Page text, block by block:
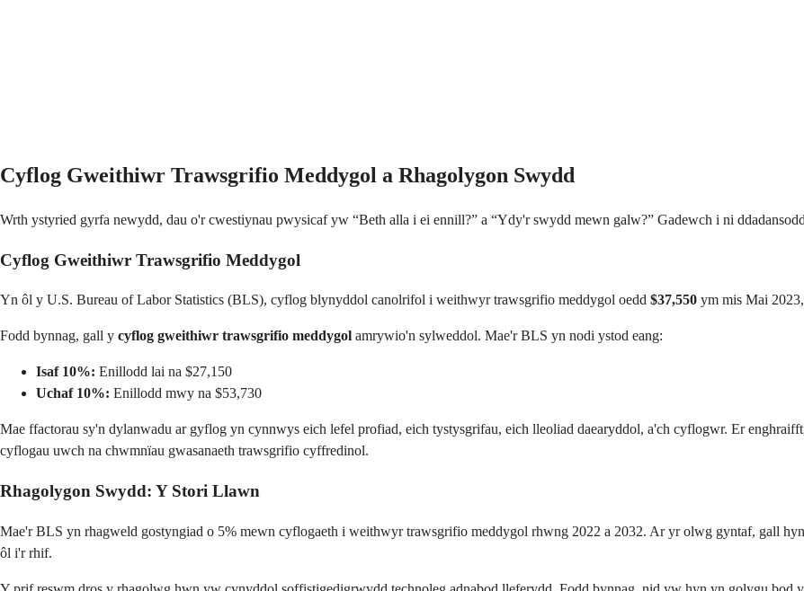
Cyflog Gweithiwr Trawsgrifio Meddygol a Rhagolygon Swydd
Wrth ystyried gyrfa newydd, dau o'r cwestiynau pwysicaf yw “Beth alla i ei ennill?” a “Ydy'r swydd mewn galw?” Gadewch i ni
Cyflog Gweithiwr Trawsgrifio Meddygol
Yn ôl y U.S. Bureau of Labor Statistics (BLS), cyflog blynyddol canolrifol i weithwyr trawsgrifio meddygol oedd $37,550 ym mis Mai
Fodd bynnag, gall y cyflog gweithiwr trawsgrifio meddygol amrywio'n sylweddol. Mae'r BLS yn nodi ystod eang:
Isaf 10%: Enillodd lai na $27,150
Uchaf 10%: Enillodd mwy na $53,730
Mae ffactorau sy'n dylanwadu ar gyflog yn cynnwys eich lefel profiad, eich tystysgrifau, eich lleoliad daearyddol, a'ch cyflogwr. Er
cyflogau uwch na chwmnïau gwasanaeth trawsgrifio cyffredinol.
Rhagolygon Swydd: Y Stori Llawn
Mae'r BLS yn rhagweld gostyngiad o 5% mewn cyflogaeth i weithwyr trawsgrifio meddygol rhwng 2022 a 2032. Ar yr olwg gyntaf, gall
ôl i'r rhif.